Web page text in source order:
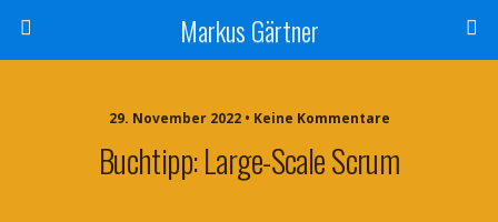
Markus Gärtner
29. November 2022 • Keine Kommentare
Buchtipp: Large-Scale Scrum